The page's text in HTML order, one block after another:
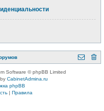
Software © phpBB Limited
CabinetAdmina.ru
phpBB
| Правила